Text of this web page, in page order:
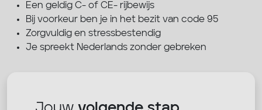
Een geldig C- of CE- rijbewijs
Bij voorkeur ben je in het bezit van code 95
Zorgvuldig en stressbestendig
Je spreekt Nederlands zonder gebreken